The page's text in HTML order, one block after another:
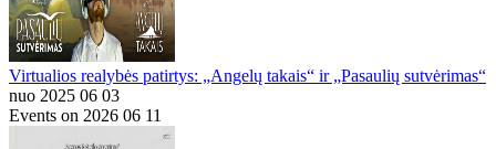
Virtualios realybės patirtys: „Angelų takais“ ir „Pasaulių sutvėrimas“
nuo 2025 06 03
Events on 2026 06 11